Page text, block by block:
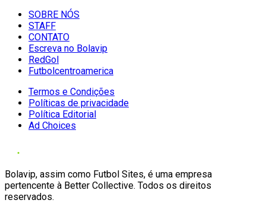
SOBRE NÓS
STAFF
CONTATO
Escreva no Bolavip
RedGol
Futbolcentroamerica
Termos e Condições
Políticas de privacidade
Política Editorial
Ad Choices
Bolavip, assim como Futbol Sites, é uma empresa
pertencente à Better Collective. Todos os direitos
reservados.